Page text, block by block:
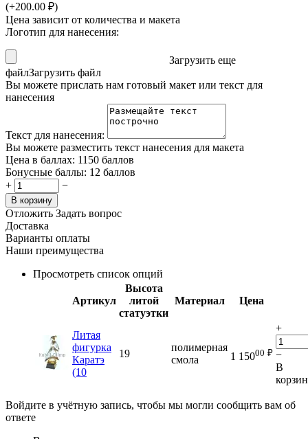
(+200.00 ₽)
Цена зависит от количества и макета
Логотип для нанесения:
Загрузить еще
файлЗагрузить файл
Вы можете прислать нам готовый макет или текст для
нанесения
Текст для нанесения:
Вы можете разместить текст нанесения для макета
Цена в баллах: 1150 баллов
Бонусные баллы: 12 баллов
+
−
В корзину
Отложить Задать вопрос
Доставка
Варианты оплаты
Наши преимущества
Просмотреть список опций
Артикул
Высота
литой
статуэтки
Материал Цена
Литая
фигурка
Каратэ
(10
19
полимерная
смола
1 15000 ₽
+
−
В
Войдите в учётную запись, чтобы мы могли сообщить вам об
ответе